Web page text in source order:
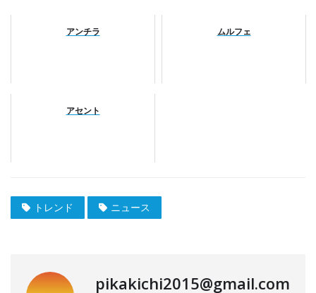
アンチラ ムルフェ
アセント
トレンド ニュース
pikakichi2015@gmail.com